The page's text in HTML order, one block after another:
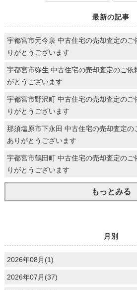
最新の記事
宇都宮市元今泉 中古住宅の売却査定のご
りがとうございます
宇都宮市弥生 中古住宅の売却査定のご依
がとうございます
宇都宮市野沢町 中古住宅の売却査定のご
りがとうございます
那須塩原市下永田 中古住宅の売却査定の
ありがとうございます
宇都宮市鶴田町 中古住宅の売却査定のご
りがとうございます
もっとみる
月別
2026年08月(1)
2026年07月(37)